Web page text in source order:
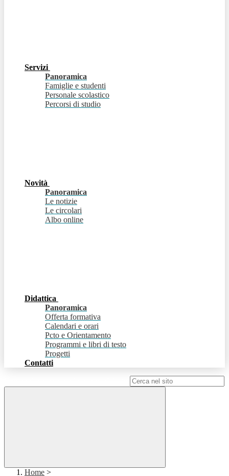
Servizi
Panoramica
Famiglie e studenti
Personale scolastico
Percorsi di studio
Novità
Panoramica
Le notizie
Le circolari
Albo online
Didattica
Panoramica
Offerta formativa
Calendari e orari
Pcto e Orientamento
Programmi e libri di testo
Progetti
Contatti
Home >